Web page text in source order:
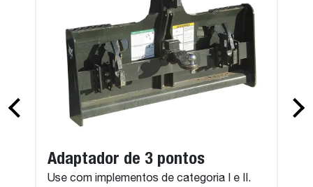
Adaptador de 3 pontos
Use com implementos de categoria I e II.